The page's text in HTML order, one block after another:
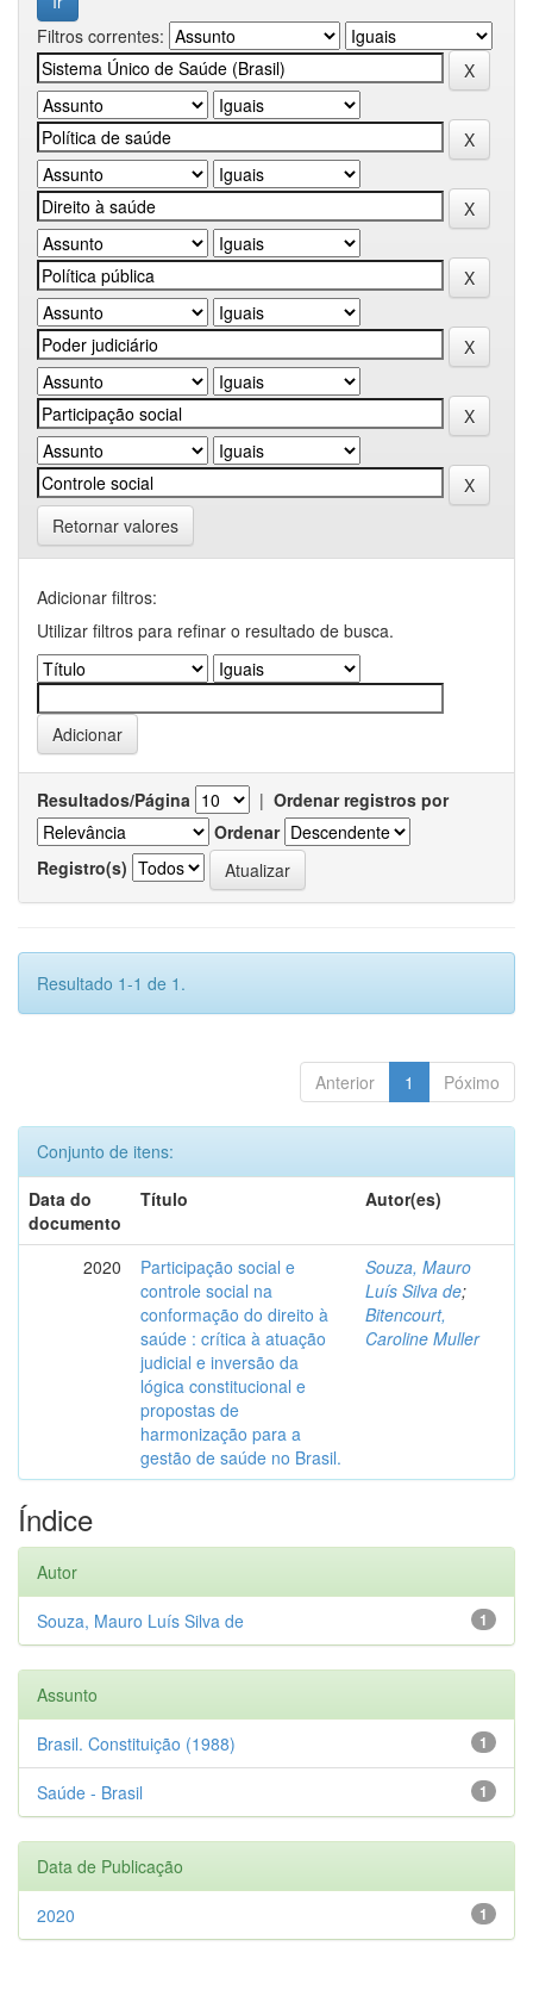
Filtros correntes:
Retornar valores
Adicionar filtros:
Utilizar filtros para refinar o resultado de busca.
Resultados/Página | Ordenar registros por
Ordenar
Registro(s)
Resultado 1-1 de 1.
Anterior 1 Póximo
Conjunto de itens:
Data do
documento
Título Autor(es)
2020
Participação social e
controle social na
conformação do direito à
saúde : crítica à atuação
judicial e inversão da
lógica constitucional e
propostas de
harmonização para a
gestão de saúde no Brasil.
Souza, Mauro
Luís Silva de;
Bitencourt,
Caroline Muller
Índice
Autor
1
Souza, Mauro Luís Silva de
Assunto
1
Brasil. Constituição (1988)
1
Saúde - Brasil
Data de Publicação
1
2020